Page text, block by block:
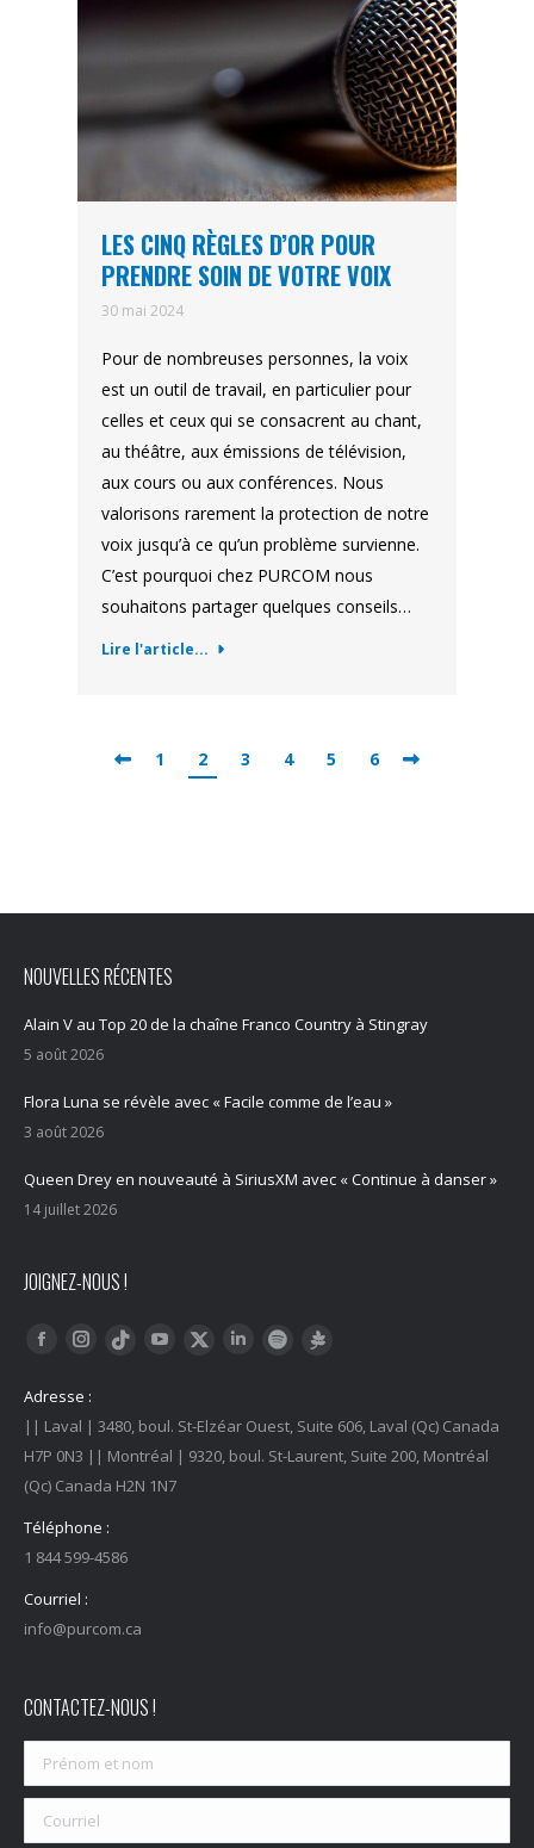
LES CINQ RÈGLES D’OR POUR
PRENDRE SOIN DE VOTRE VOIX
30 mai 2024
Pour de nombreuses personnes, la voix
est un outil de travail, en particulier pour
celles et ceux qui se consacrent au chant,
au théâtre, aux émissions de télévision,
aux cours ou aux conférences. Nous
valorisons rarement la protection de notre
voix jusqu’à ce qu’un problème survienne.
C’est pourquoi chez PURCOM nous
souhaitons partager quelques conseils…
Lire l'article...
1 2 3 4 5 6
NOUVELLES RÉCENTES
Alain V au Top 20 de la chaîne Franco Country à Stingray
5 août 2026
Flora Luna se révèle avec « Facile comme de l’eau »
3 août 2026
Queen Drey en nouveauté à SiriusXM avec « Continue à danser »
14 juillet 2026
JOIGNEZ-NOUS !
Trouvez nous sur :
FacebookInstagram
Tiktok YouTubeTwitter LinkedInSpotify
Adresse :
|| Laval | 3480, boul. St-Elzéar Ouest, Suite 606, Laval (Qc) Canada
H7P 0N3 || Montréal | 9320, boul. St-Laurent, Suite 200, Montréal
(Qc) Canada H2N 1N7
Téléphone :
1 844 599-4586
Courriel :
info@purcom.ca
CONTACTEZ-NOUS !